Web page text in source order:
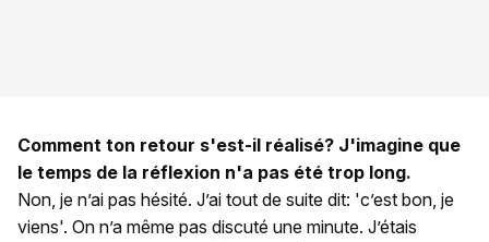
Comment ton retour s'est-il réalisé? J'imagine que
le temps de la réflexion n'a pas été trop long.
Non, je n’ai pas hésité. J’ai tout de suite dit: 'c’est bon, je
viens'. On n’a même pas discuté une minute. J’étais